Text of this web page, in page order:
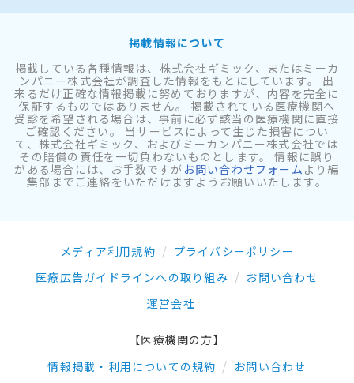
掲載情報について
掲載している各種情報は、株式会社ギミック、またはミーカ
ンパニー株式会社が調査した情報をもとにしています。 出
来るだけ正確な情報掲載に努めておりますが、内容を完全に
保証するものではありません。 掲載されている医療機関へ
受診を希望される場合は、事前に必ず該当の医療機関に直接
ご確認ください。 当サービスによって生じた損害につい
て、株式会社ギミック、およびミーカンパニー株式会社では
その賠償の責任を一切負わないものとします。 情報に誤り
がある場合には、お手数ですが お問い合わせフォーム より編
集部までご連絡をいただけますようお願いいたします。
メディア利用規約
プライバシーポリシー
医療広告ガイドラインへの取り組み
お問い合わせ
運営会社
【医療機関の方】
情報掲載・利用についての規約
お問い合わせ